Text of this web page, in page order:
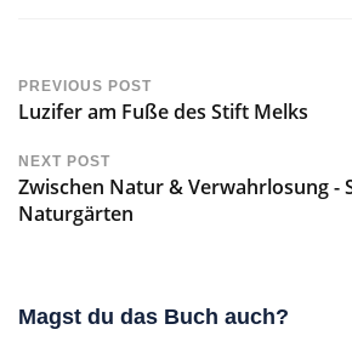
PREVIOUS POST
Luzifer am Fuße des Stift Melks
NEXT POST
Zwischen Natur & Verwahrlosung -
Naturgärten
Magst du das Buch auch?